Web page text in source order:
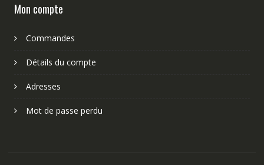
Mon compte
Commandes
Détails du compte
Adresses
Mot de passe perdu